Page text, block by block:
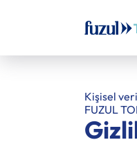
Kişisel
FUZUL